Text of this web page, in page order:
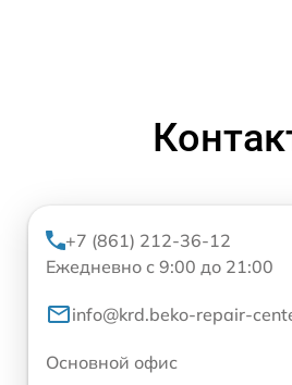
+7 (861) 212-36-12
Ежедневно с 9:00 до 21:00
info@krd.beko-repair-
Основной офис